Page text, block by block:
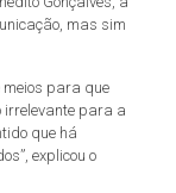
mas sim
para que
irrelevante para a
que há
explicou o